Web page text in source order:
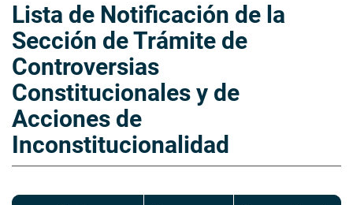
Lista de Notificación de la
Sección de Trámite de
Controversias
Constitucionales y de
Acciones de
Inconstitucionalidad